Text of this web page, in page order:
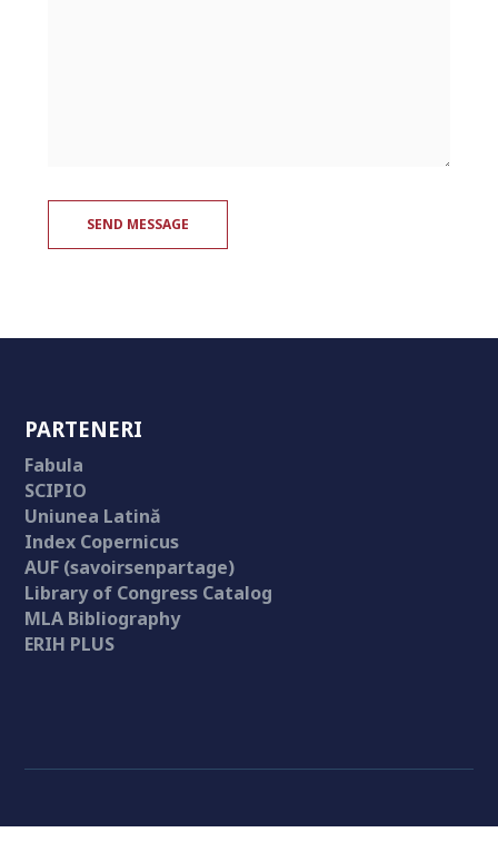
PARTENERI
Fabula
SCIPIO
Uniunea Latină
Index Copernicus
AUF (savoirsenpartage)
Library of Congress Catalog
MLA Bibliography
ERIH PLUS